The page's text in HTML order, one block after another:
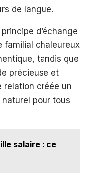
de langue.
d’échange
familial chaleureux
tandis que
précieuse et
relation créée un
naturel pour tous
salaire : ce